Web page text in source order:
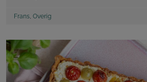
Frans Overig